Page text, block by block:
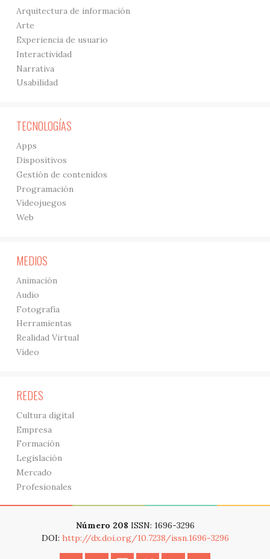
Arquitectura de información
Arte
Experiencia de usuario
Interactividad
Narrativa
Usabilidad
TECNOLOGÍAS
Apps
Dispositivos
Gestión de contenidos
Programación
Videojuegos
Web
MEDIOS
Animación
Audio
Fotografía
Herramientas
Realidad Virtual
Vídeo
REDES
Cultura digital
Empresa
Formación
Legislación
Mercado
Profesionales
Número 208 ISSN: 1696-3296
DOI: http://dx.doi.org/10.7238/issn.1696-3296